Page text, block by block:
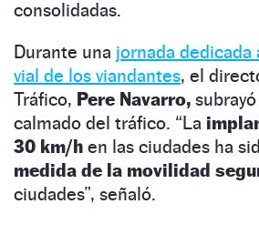
consolidadas.
Durante una jornada dedicada
vial de los viandantes, el
Tráfico, Pere Navarro,
calmado del tráfico. “La
30 km/h en las ciudades ha
medida de la movilidad
ciudades”, señaló.